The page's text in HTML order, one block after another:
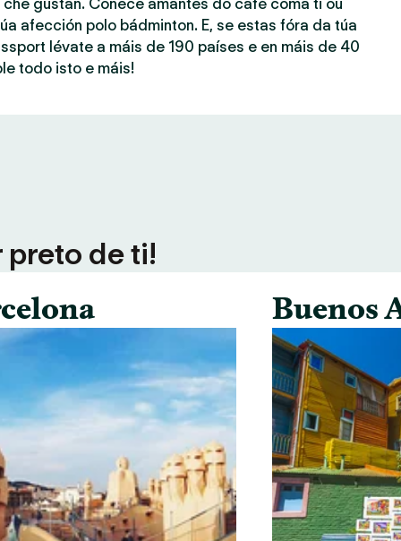
gustan. Coñece amantes do café coma ti ou
afección polo bádminton. E, se estas fóra da túa
lévate a máis de 190 países e en máis de 40
todo isto e máis!
preto de ti!
Buenos